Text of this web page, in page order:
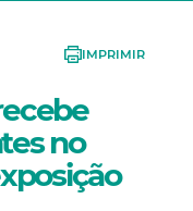
IMPRIMIR
no